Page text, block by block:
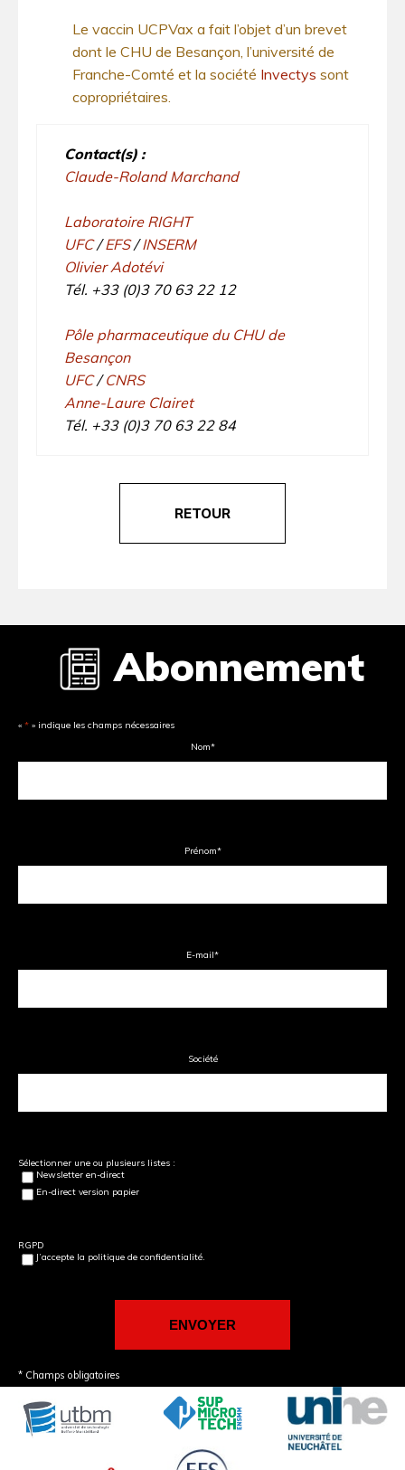
Le vaccin UCPVax a fait l’objet d’un brevet
dont le CHU de Besançon, l’université de
Franche-Comté et la société Invectys sont
copropriétaires.
Contact(s) :
Claude-Roland Marchand
Laboratoire RIGHT
UFC/EFS/INSERM
Olivier Adotévi
Tél. +33 (0)3 70 63 22 12
Pôle pharmaceutique du CHU de
Besançon
UFC/CNRS
Anne-Laure Clairet
Tél. +33 (0)3 70 63 22 84
RETOUR
Abonnement
« * » indique les champs nécessaires
Nom*
Prénom*
E-mail*
Société
Sélectionner une ou plusieurs listes :
Newsletter en-direct
En-direct version papier
RGPD
J’accepte la politique de confidentialité.
* Champs obligatoires